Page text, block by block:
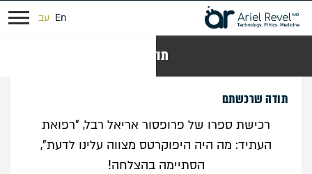
עב En
תודה
תודה שרכשתם
רכישת ספרו של פרופסור אריאל רבל, "רפואת
העתיד: מה היה היפוקרטס מצווה עלינו לדעת",
הסתיימה בהצלחה!